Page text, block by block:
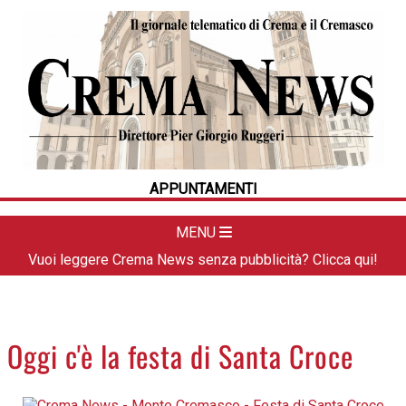
APPUNTAMENTI
MENU
HOME
CRONACA
POLITICA
LA FOTO
DAL TERRITORIO
APPUNTAMENTI
LA PIAZZA
Vuoi leggere Crema News senza pubblicità? Clicca qui!
Oggi c'è la festa di Santa Croce